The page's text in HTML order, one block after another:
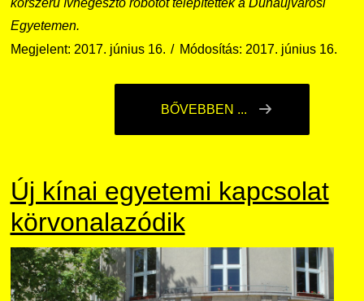
korszerű ívhegesztő robotot telepítettek a Dunaújvárosi
Egyetemen.
Megjelent: 2017. június 16.
Módosítás: 2017. június 16.
BŐVEBBEN ...
Új kínai egyetemi kapcsolat
körvonalazódik